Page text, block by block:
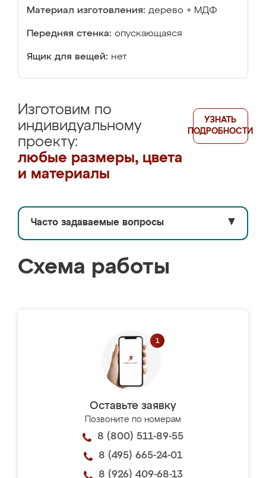
Материал изготовления: дерево + МДФ
Передняя стенка: опускающаяся
Ящик для вещей: нет
Изготовим по
индивидуальному
проекту:
любые размеры, цвета
и материалы
УЗНАТЬ
ПОДРОБНОСТИ
Часто задаваемые вопросы ▼
Схема работы
Оставьте заявку
Позвоните по номерам
8 (800) 511-89-55
8 (495) 665-24-01
8 (926) 409-68-13